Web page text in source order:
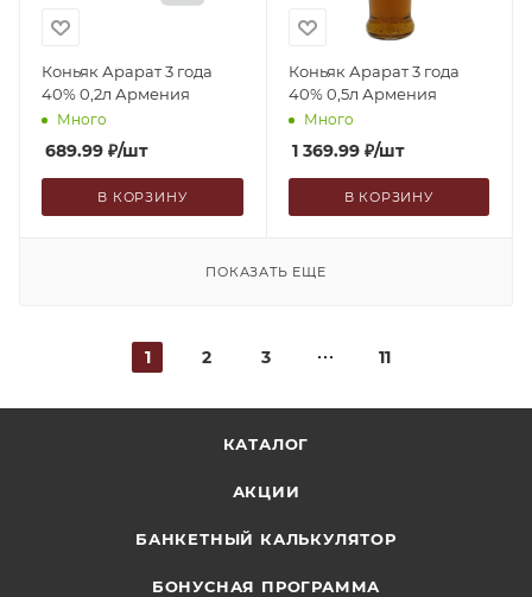
Коньяк Арарат 3 года
40% 0,2л Армения
Много
689.99 ₽/шт
В КОРЗИНУ
Коньяк Арарат 3 года
40% 0,5л Армения
Много
1 369.99₽/шт
В КОРЗИНУ
ПОКАЗАТЬ ЕЩЕ
1 2 3 11
КАТАЛОГ
АКЦИИ
БАНКЕТНЫЙ КАЛЬКУЛЯТОР
БОНУСНАЯ ПРОГРАММА